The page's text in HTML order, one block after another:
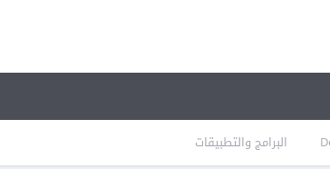
البرامج والتطبيقات